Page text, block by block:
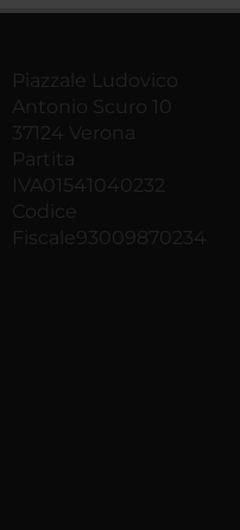
Piazzale Ludovico
Antonio Scuro 10
37124 Verona
Partita
IVA01541040232
Codice
Fiscale93009870234